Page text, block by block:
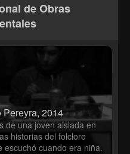
kitchen, having an old tv
de Obras
2014
de una joven aislada en
historias del folclore
escuchó cuando era niña.